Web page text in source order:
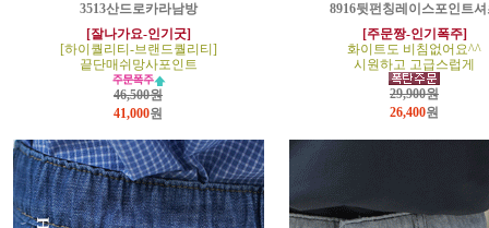
3513산드로카라남방
[잘나가요-인기굿]
[하이퀄리티-브랜드퀄리티]
끝단매쉬망사포인트
46,500원
41,000원
8916뒷펀칭레이스포인트셔
[주문짱-인기폭주]
화이트도 비침없어요^^
시원하고 고급스럽게
29,900원
26,400원